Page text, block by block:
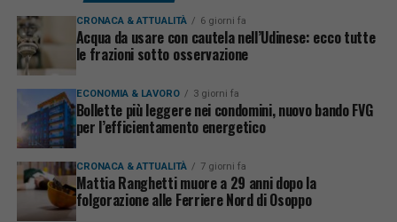
CRONACA & ATTUALITÀ 6 giorni fa
Acqua da usare con cautela nell’Udinese: ecco tutte
le frazioni sotto osservazione
ECONOMIA & LAVORO 3 giorni fa
Bollette più leggere nei condomini, nuovo bando FVG
per l’efficientamento energetico
CRONACA & ATTUALITÀ 7 giorni fa
Mattia Ranghetti muore a 29 anni dopo la
folgorazione alle Ferriere Nord di Osoppo